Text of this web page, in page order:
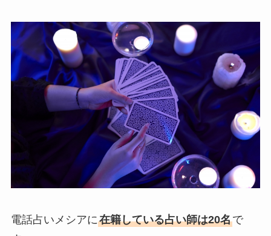
電話占いメシアに在籍している占い師は20名で